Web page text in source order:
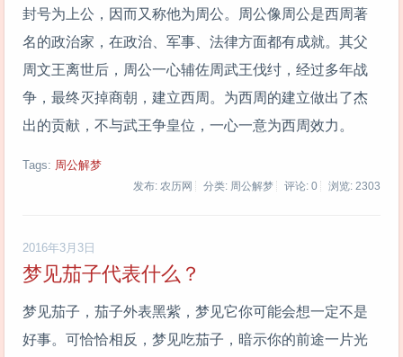
封号为上公，因而又称他为周公。周公像周公是西周著
名的政治家，在政治、军事、法律方面都有成就。其父
周文王离世后，周公一心辅佐周武王伐纣，经过多年战
争，最终灭掉商朝，建立西周。为西周的建立做出了杰
出的贡献，不与武王争皇位，一心一意为西周效力。
Tags: 周公解梦
发布: 农历网 分类: 周公解梦 评论: 0 浏览: 2303
2016年3月3日
梦见茄子代表什么？
梦见茄子，茄子外表黑紫，梦见它你可能会想一定不是
好事。可恰恰相反，梦见吃茄子，暗示你的前途一片光